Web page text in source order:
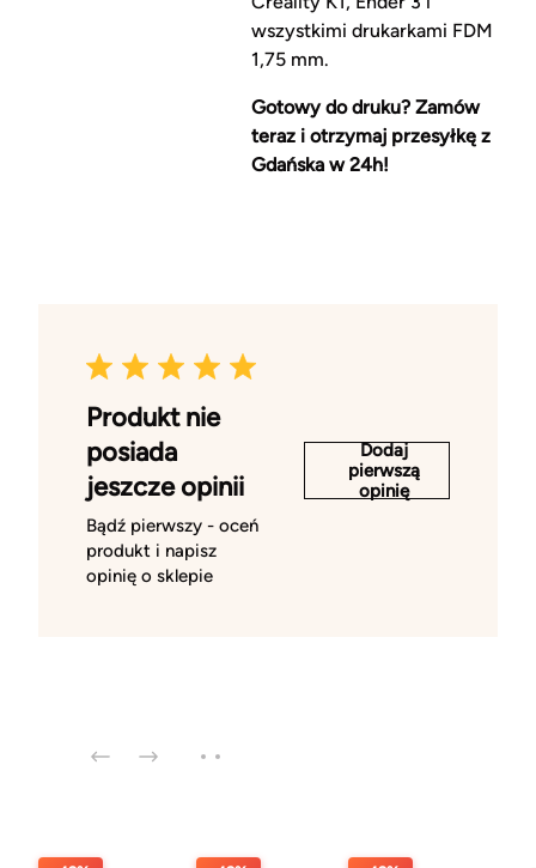
wszystkimi drukarkami FDM
1,75 mm.
Gotowy do druku? Zamów
teraz i otrzymaj przesyłkę z
Gdańska w 24h!
Produkt nie
posiada
jeszcze opinii
Bądź pierwszy - oceń
produkt i napisz
opinię o sklepie
Dodaj
pierwszą
opinię